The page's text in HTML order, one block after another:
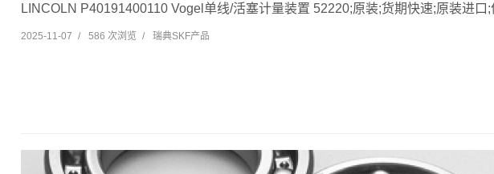
LINCOLN P40191400110 Vogel单线/活塞计量装置 52220;原装;货期快速;原装进口;
2025-11-07 / 586 次浏览 / 瑞典SKF产品